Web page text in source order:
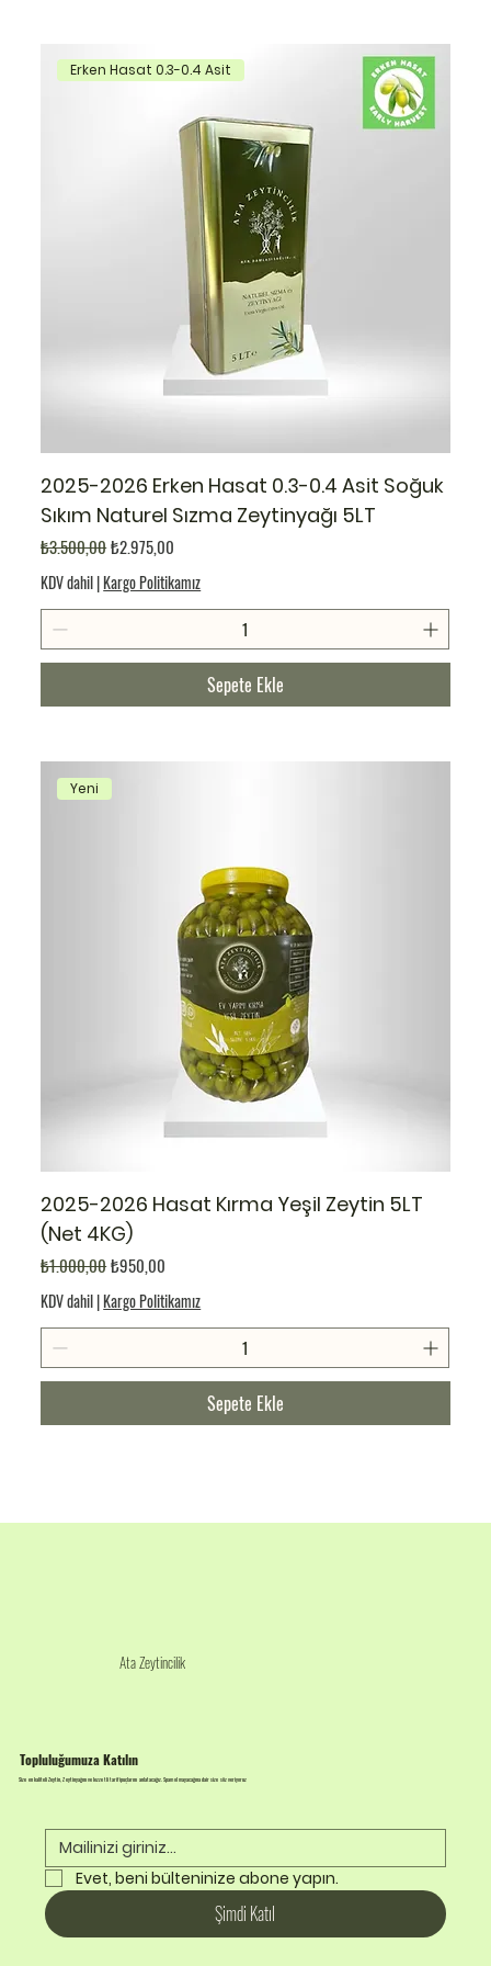
Erken Hasat 0.3-0.4 Asit
2025-2026 Erken Hasat 0.3-0.4 Asit Soğuk
Sıkım Naturel Sızma Zeytinyağı 5LT
Normal Fiyat
₺3.500,00İndirimli Fiyat
₺2.975,00
KDV dahil|Kargo Politikamız
Sepete Ekle
Yeni
2025-2026 Hasat Kırma Yeşil Zeytin 5LT
(Net 4KG)
Normal Fiyat
₺1.000,00İndirimli Fiyat
₺950,00
KDV dahil|Kargo Politikamız
Sepete Ekle
Ata Zeytincilik
Topluluğumuza Katılın
Size en kaliteli Zeytin, Zeytinyağını ve lezzetli tarif ipuçlarını anlatacağız. Spam olmayacağına dair size söz veriyoruz
Evet, beni bülteninize abone yapın.
Şimdi Katıl